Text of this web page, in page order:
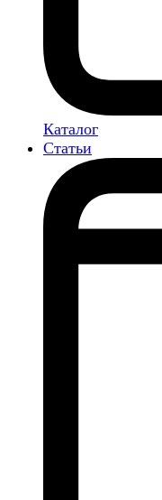
Каталог
Статьи